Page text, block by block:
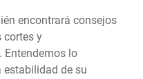
encontrará consejos
cortes y
Entendemos lo
estabilidad de su